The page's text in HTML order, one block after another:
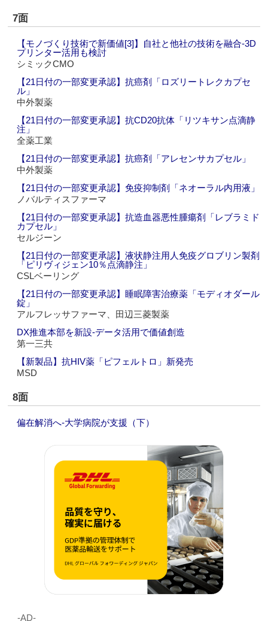
7面
【モノづくり技術で新価値[3]】自社と他社の技術を融合‐3D
プリンター活用も検討
シミックCMO
【21日付の一部変更承認】抗癌剤「ロズリートレクカプセ
ル」
中外製薬
【21日付の一部変更承認】抗CD20抗体「リツキサン点滴静
注」
全薬工業
【21日付の一部変更承認】抗癌剤「アレセンサカプセル」
中外製薬
【21日付の一部変更承認】免疫抑制剤「ネオーラル内用液」
ノバルティスファーマ
【21日付の一部変更承認】抗造血器悪性腫瘍剤「レブラミド
カプセル」
セルジーン
【21日付の一部変更承認】液状静注用人免疫グロブリン製剤
「ピリヴィジェン10％点滴静注」
CSLベーリング
【21日付の一部変更承認】睡眠障害治療薬「モディオダール
錠」
アルフレッサファーマ、田辺三菱製薬
DX推進本部を新設‐データ活用で価値創造
第一三共
【新製品】抗HIV薬「ピフェルトロ」新発売
MSD
8面
偏在解消へ‐大学病院が支援（下）
‐AD‐